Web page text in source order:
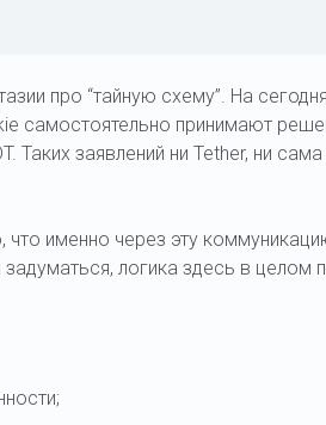
про “тайную схему”. На
самостоятельно принимают
Таких заявлений ни Tether, ни
именно через эту
логика здесь в целом